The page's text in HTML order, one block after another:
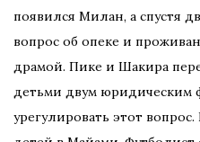
появился Милан, а спустя
вопрос об опеке и
драмой. Пике и Шакира
детьми двум юридическим
урегулировать этот